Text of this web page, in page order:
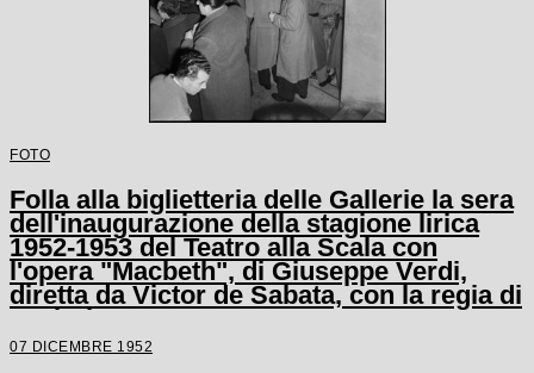
FOTO
Folla alla biglietteria delle Gallerie la sera
dell'inaugurazione della stagione lirica
1952-1953 del Teatro alla Scala con
l'opera "Macbeth", di Giuseppe Verdi,
diretta da Victor de Sabata, con la regia di
Carl Ebert
07 DICEMBRE 1952